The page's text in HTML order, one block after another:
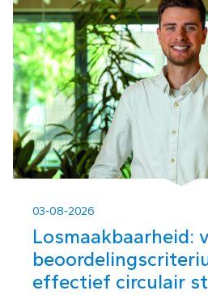
03-08-2026
Losmaakbaarheid:
effectief circulair